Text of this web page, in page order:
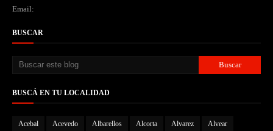
Email:
BUSCAR
BUSCÁ EN TU LOCALIDAD
Acebal Acevedo Albarellos Alcorta Alvarez Alvear